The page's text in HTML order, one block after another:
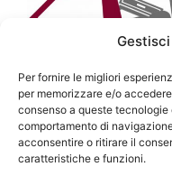
Per fornire le migliori
per memorizzare e/o
consenso a queste
comportamento di
acconsentire o ritirare il
caratteristiche e funzioni.
Sgombero Mansarda a